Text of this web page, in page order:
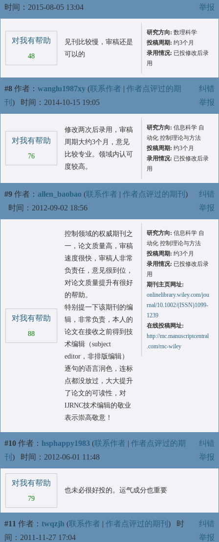
时间：2015-08-05 13:04
举报
对我有帮助
48
见刊比较慢，审稿还是
可以的
研究方向: 数理科学
投稿周期: 约3个月
录用情况: 已投修改后录
用
#8 作者： wanglu1987xy (联系作者 | 作者点评过的期
刊 ) 时间：2014-10-15 19:05
纠错
举报
对我有帮助
76
修改两次后录用，审稿
周期大约3个月，意见
比较专业。领域内认可
度较高。
研究方向: 信息科学 自
动化 控制理论与方法
投稿周期: 约3个月
录用情况: 已投修改后录
用
#9 作者： allen_baobao (联系作者 | 作者点评过的期刊 )
时间：2012-09-02 18:56
纠错
举报
对我有帮助
88
控制领域的权威期刊之
一，论文质量高，审稿
速度很快，审稿人非常
负责任，意见很到位，
对论文质量提升有很好
的帮助。
特别提一下该期刊的编
辑，非常负责，本人的
论文在接收之前得到技
术编辑（subject
editor，非排版编辑）
逐句的语言润色，连标
点都没放过，大大提升
了论文的可读性，对
IJRNC技术编辑的敬业
表示崇高敬意！
研究方向: 信息科学 自
动化 控制理论与方法
投稿周期: 约3个月
录用情况: 已投修改后录
用
期刊主页网址:
onlinelibrary.wiley.com/jou
rnal/10.1002/(ISSN)1099-
1239
在线投稿网址:
http://mc.manuscriptcentral
.com/rnc-wiley
#10 作者： hsphappy1983 (联系作者 | 作者点评过的期
刊 ) 时间：2012-06-01 11:48
纠错
举报
对我有帮助
79
也未必很好投的。运气成分也重要
#11 作者： twqzjh (联系作者 | 作者点评过的期刊 ) 时
间：2011-11-27 17:04
纠错
举报